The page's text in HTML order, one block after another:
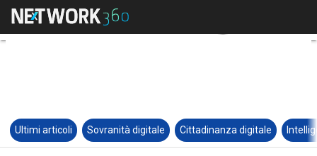
Ultimi articoli Sovranità digitale Cittadinanza digitale